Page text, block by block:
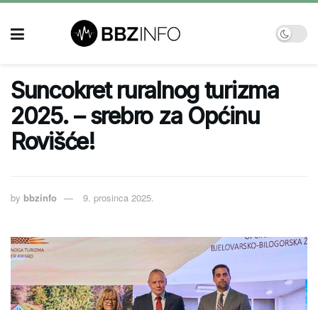
Suncokret ruralnog turizma
2025. – srebro za Općinu
Rovišće!
by bbzinfo 9. prosinca 2025.